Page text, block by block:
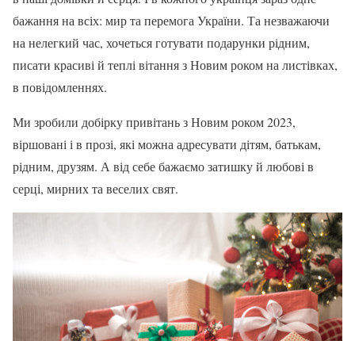
бажання на всіх: мир та перемога України. Та незважаючи
на нелегкий час, хочеться готувати подарунки рідним,
писати красиві й теплі вітання з Новим рокомна листівках,
в повідомленнях.
Ми зробили добіркупривітань з Новим роком 2023,
віршовані і в прозі, які можна адресувати дітям, батькам,
рідним, друзям. А від себе бажаємо затишку й любові в
серці, мирних та веселих свят.